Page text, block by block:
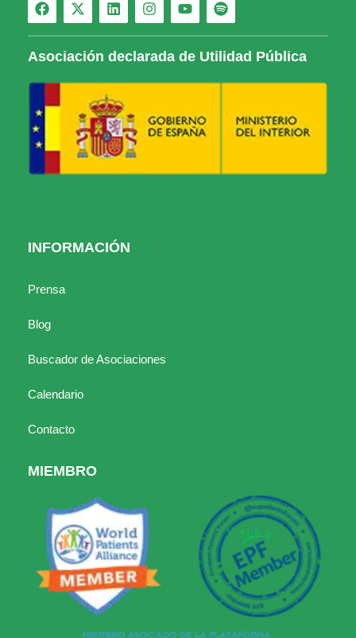
Asociación declarada de Utilidad Pública
INFORMACIÓN
Prensa
Blog
Buscador de Asociaciones
Calendario
Contacto
MIEMBRO